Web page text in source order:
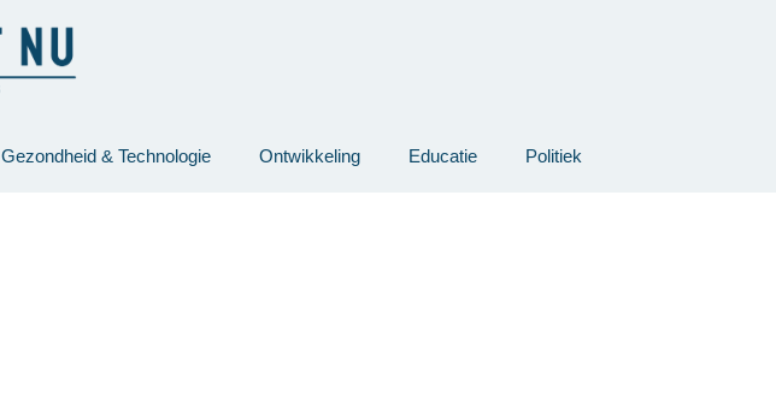
Gezondheid & Technologie Ontwikkeling Educatie Politiek